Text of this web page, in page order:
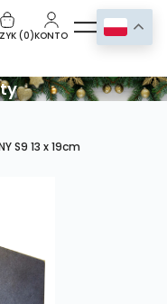
(0)KONTO
S9 13 x 19cm